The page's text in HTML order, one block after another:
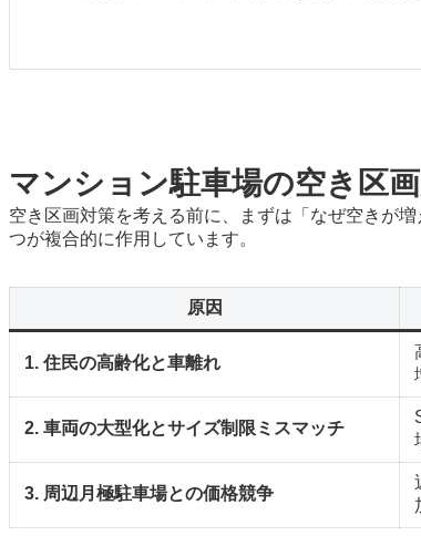
マンション駐車場の空き区
空き区画対策を考える前に、まずは「なぜ空きが
つが複合的に作用しています。
原因
1. 住民の高齢化と車離れ
2. 車両の大型化とサイズ制限ミスマッチ
3. 周辺月極駐車場との価格競争